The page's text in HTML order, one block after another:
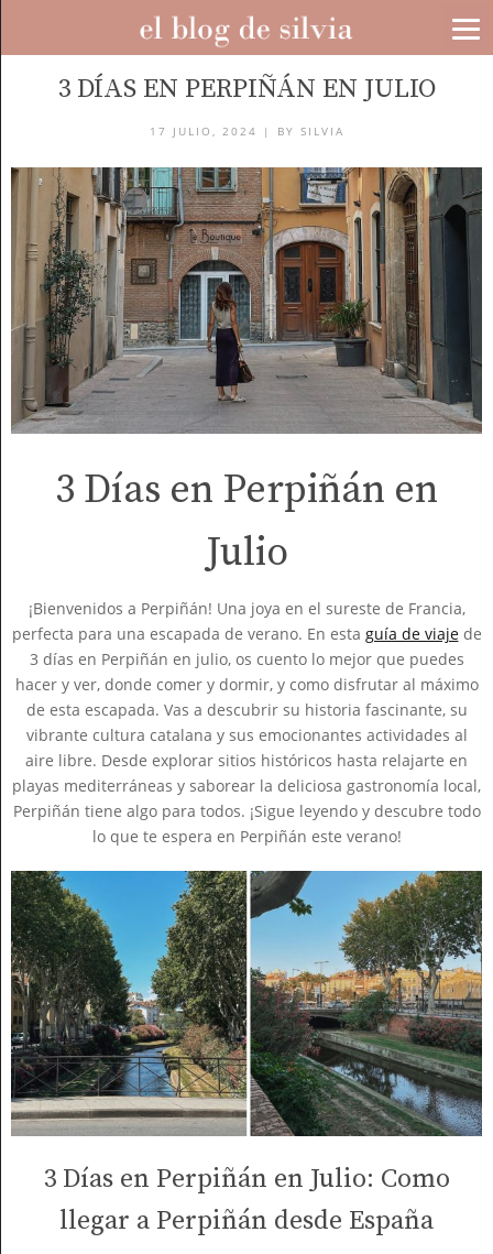
TRAVEL
3 DÍAS EN PERPIÑÁN EN JULIO
17 JULIO, 2024 | BY SILVIA
3 Días en Perpiñán en
Julio
¡Bienvenidos a Perpiñán! Una joya en el sureste de Francia,
perfecta para una escapada de verano. En esta guía de viajede
3 días en Perpiñán en julio, os cuento lo mejor que puedes
hacer y ver, donde comer y dormir, y como disfrutar al máximo
de esta escapada. Vas a descubrir su historia fascinante, su
vibrante cultura catalana y sus emocionantes actividades al
aire libre. Desde explorar sitios históricos hasta relajarte en
playas mediterráneas y saborear la deliciosa gastronomía local,
Perpiñán tiene algo para todos. ¡Sigue leyendo y descubre todo
lo que te espera en Perpiñán este verano!
3 Días en Perpiñán en Julio: Como
llegar a Perpiñán desde España